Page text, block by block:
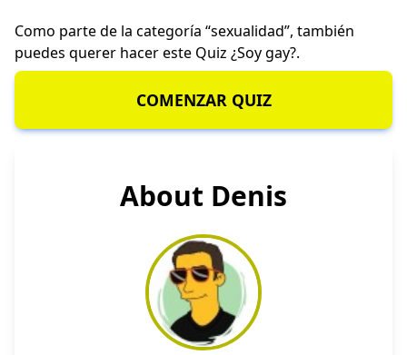
Como parte de la categoría “sexualidad”, también
puedes querer hacer este Quiz ¿Soy gay?.
COMENZAR QUIZ
About Denis